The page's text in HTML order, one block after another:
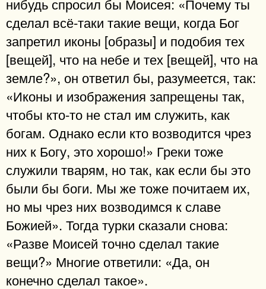
сделал всё-таки такие вещи, когда Бог
запретил иконы [образы] и подобия тех
[вещей], что на небе и тех [вещей], что на
земле?», он ответил бы, разумеется, так:
«Иконы и изображения запрещены так,
чтобы кто-то не стал им служить, как
богам. Однако если кто возводится чрез
них к Богу, это хорошо!» Греки тоже
служили тварям, но так, как если бы это
были бы боги. Мы же тоже почитаем их,
но мы чрез них возводимся к славе
Божией». Тогда турки сказали снова:
«Разве Моисей точно сделал такие
вещи?» Многие ответили: «Да, он
конечно сделал такое».